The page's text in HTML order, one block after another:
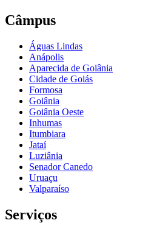
Câmpus
Águas Lindas
Anápolis
Aparecida de Goiânia
Cidade de Goiás
Formosa
Goiânia
Goiânia Oeste
Inhumas
Itumbiara
Jataí
Luziânia
Senador Canedo
Uruaçu
Valparaíso
Serviços